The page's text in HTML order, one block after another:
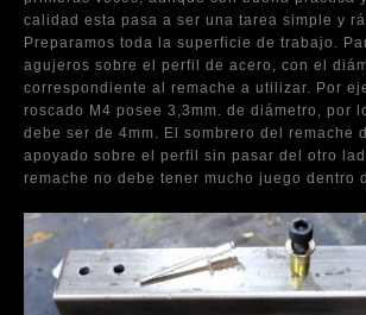
calidad esta pasa a ser una tarea simple y
Preparamos toda la superficie de trabajo.
agujeros sobre el perfil de acero, con el
correspondiente al remache a utilizar. Por
roscado M4 posee 3,3mm. de diámetro, por
debe ser de 4mm. El sombrero del remache
apoyado sobre el perfil sin pasar del otro
remache no debe tener mucho juego dentro